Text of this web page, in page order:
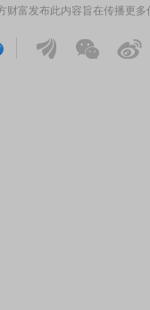
财富发布此内容旨在传播更